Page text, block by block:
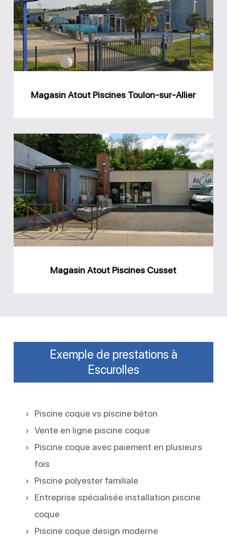
Toulon-
sur-
Allier
Magasin Atout Piscines Toulon-sur-Allier
Magasin
Atout
Cusset
Magasin Atout Piscines Cusset
Exemple de prestations à
Escurolles
Piscine coque vs piscine béton
Vente en ligne piscine coque
Piscine coque avec paiement en plusieurs
fois
Piscine polyester familiale
Entreprise spécialisée installation piscine
coque
Piscine coque design moderne